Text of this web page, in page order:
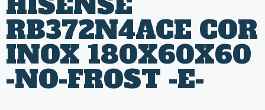
RB372N4ACE COR
INOX 180X60X60
-NO-FROST -E-